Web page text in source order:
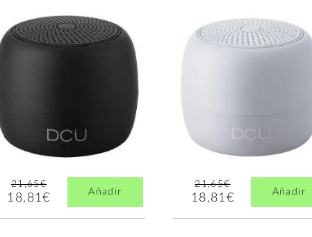
21,65€
18,81€ Añadir
21,65€
18,81€ Añadir